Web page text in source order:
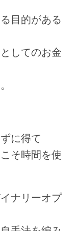
目的がある
してのお金
に得て
そ時間を使
ナリーオプ